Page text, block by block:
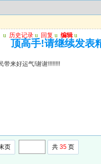
u 历史记录 u 回复 u 编辑 u
顶高手!请继续发表
带来好运气!谢谢!!!!!!!!
页 共 35 页